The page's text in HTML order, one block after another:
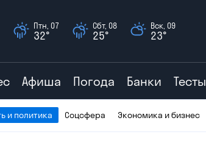
Птн, 07
32°
Сбт, 08
25°
Вск, 09
23°
Афиша Погода Банки Тесты
и политика Соцсфера Экономика и бизнес